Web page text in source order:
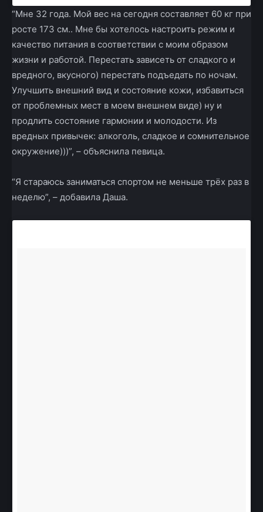
“Мне 32 года. Мой вес на сегодня составляет 60 кг при
росте 173 см.. Мне бы хотелось настроить режим и
качество питания в соответствии с моим образом
жизни и работой. Перестать зависеть от сладкого и
вредного, вкусного) перестать подъедать по ночам.
Улучшить внешний вид и состояние кожи, избавиться
от проблемных мест в моем внешнем виде) ну и
продлить состояние гармонии и молодости. Из
вредных привычек: алкоголь, сладкое и сомнительное
окружение)))”, – объяснила певица.
“Я стараюсь заниматься спортом не меньше трёх раз в
неделю”, – добавила Даша.